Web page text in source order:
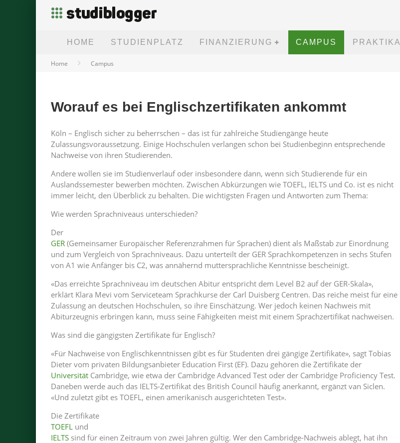
HOME STUDIENPLATZ FINANZIERUNG CAMPUS PRAKTIKA
Home Campus
Worauf es bei Englischzertifikaten ankommt
Köln – Englisch sicher zu beherrschen – das ist für zahlreiche Studiengänge heute
Zulassungsvoraussetzung. Einige Hochschulen verlangen schon bei Studienbeginn entsprechende
Nachweise von ihren Studierenden.
Andere wollen sie im Studienverlauf oder insbesondere dann, wenn sich Studierende für ein
Auslandssemester bewerben möchten. Zwischen Abkürzungen wie TOEFL, IELTS und Co. ist es nicht
immer leicht, den Überblick zu behalten. Die wichtigsten Fragen und Antworten zum Thema:
Wie werden Sprachniveaus unterschieden?
Der
GER (Gemeinsamer Europäischer Referenzrahmen für Sprachen) dient als Maßstab zur Einordnung
und zum Vergleich von Sprachniveaus. Dazu unterteilt der GER Sprachkompetenzen in sechs Stufen
von A1 wie Anfänger bis C2, was annähernd muttersprachliche Kenntnisse bescheinigt.
«Das erreichte Sprachniveau im deutschen Abitur entspricht dem Level B2 auf der GER-Skala»,
erklärt Klara Mevi vom Serviceteam Sprachkurse der Carl Duisberg Centren. Das reiche meist für eine
Zulassung an deutschen Hochschulen, so ihre Einschätzung. Wer jedoch keinen Nachweis mit
Abiturzeugnis erbringen kann, muss seine Fähigkeiten meist mit einem Sprachzertifikat nachweisen.
Was sind die gängigsten Zertifikate für Englisch?
«Für Nachweise von Englischkenntnissen gibt es für Studenten drei gängige Zertifikate», sagt Tobias
Dieter vom privaten Bildungsanbieter Education First (EF). Dazu gehören die Zertifikate der
Universität Cambridge, wie etwa der Cambridge Advanced Test oder der Cambridge Proficiency Test.
Daneben werde auch das IELTS-Zertifikat des British Council häufig anerkannt, ergänzt van Siclen.
«Und zuletzt gibt es TOEFL, einen amerikanisch ausgerichteten Test».
Die Zertifikate
TOEFL und
IELTS sind für einen Zeitraum von zwei Jahren gültig. Wer den Cambridge-Nachweis ablegt, hat ihn